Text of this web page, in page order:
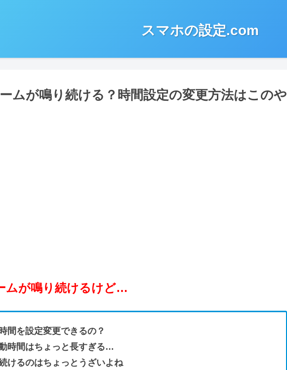
スマホの設定.com
ムが鳴り続ける？時間設定の変更方法はこのや
ムが鳴り続けるけど…
間を設定変更できるの？
時間はちょっと長すぎる…
けるのはちょっとうざいよね